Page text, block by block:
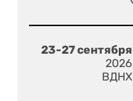
23-27 сентября
2026
ВДНХ